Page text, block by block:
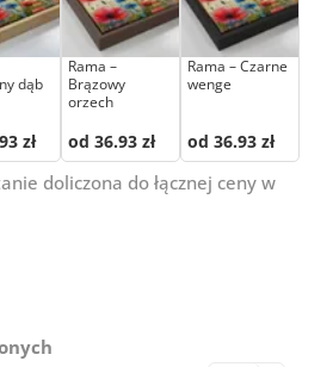
dąb
zł
Rama –
Brązowy
orzech
od 36.93 zł
Rama – Czarne
wenge
od 36.93 zł
doliczona do łącznej ceny w